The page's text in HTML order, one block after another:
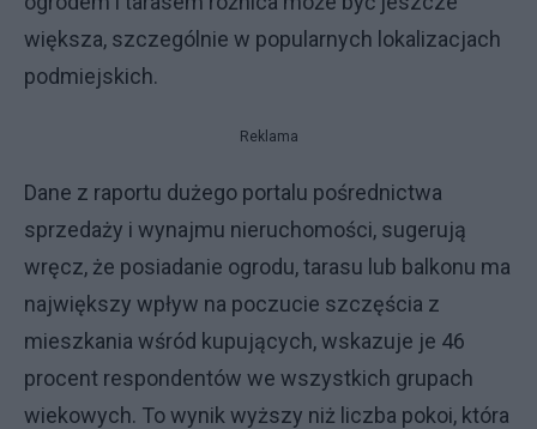
większa, szczególnie w popularnych lokalizacjach
podmiejskich.
Reklama
Dane z raportu dużego portalu pośrednictwa
sprzedaży i wynajmu nieruchomości, sugerują
wręcz, że posiadanie ogrodu, tarasu lub balkonu ma
największy wpływ na poczucie szczęścia z
mieszkania wśród kupujących, wskazuje je 46
procent respondentów we wszystkich grupach
wiekowych. To wynik wyższy niż liczba pokoi, która